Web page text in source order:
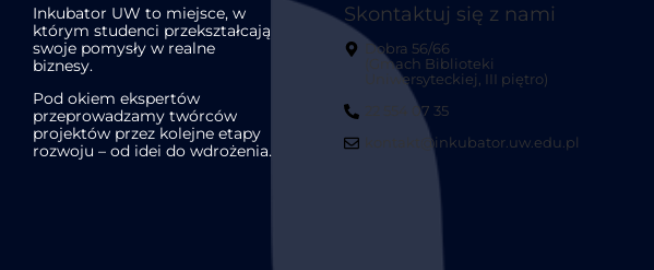
Inkubator UW to miejsce, w
którym studenci przekształcają
swoje pomysły w realne
biznesy.
Pod okiem ekspertów
przeprowadzamy twórców
projektów przez kolejne etapy
rozwoju – od idei do wdrożenia.
Skontaktuj się z nami
Dobra 56/66
(Gmach Biblioteki
Uniwersyteckiej, III piętro)
22 554 07 35
kontakt@inkubator.uw.edu.pl